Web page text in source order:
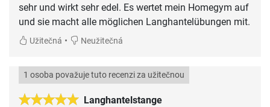
sehr und wirkt sehr edel. Es wertet mein Homegym auf
und sie macht alle möglichen Langhantelübungen mit.
Užitečná • Neužitečná
Langhantelstange
1 osoba považuje tuto recenzi za užitečnou